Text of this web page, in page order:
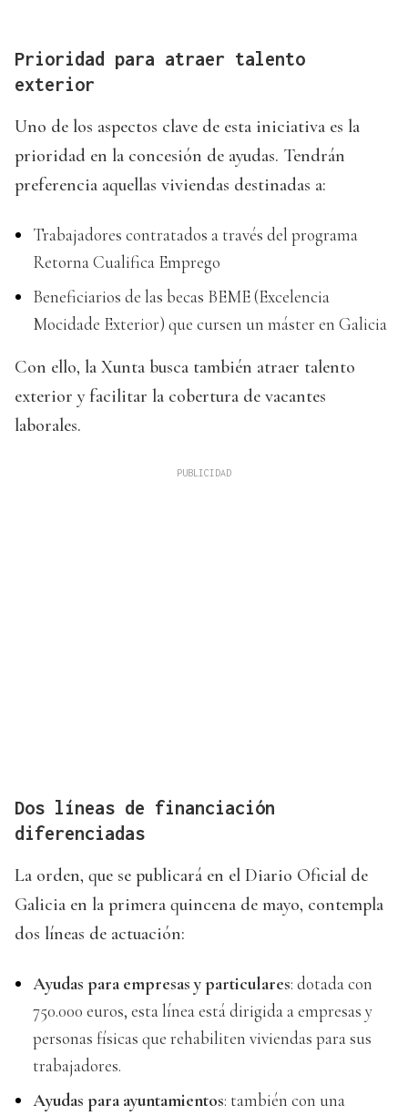
Prioridad para atraer talento
exterior
Uno de los aspectos clave de esta iniciativa es la
prioridad en la concesión de ayudas. Tendrán
preferencia aquellas viviendas destinadas a:
Trabajadores contratados a través del programa
Retorna Cualifica Emprego
Beneficiarios de las becas BEME (Excelencia
Mocidade Exterior) que cursen un máster en Galicia
Con ello, la Xunta busca también atraer talento
exterior y facilitar la cobertura de vacantes
laborales.
Dos líneas de financiación
diferenciadas
La orden, que se publicará en el Diario Oficial de
Galicia en la primera quincena de mayo, contempla
dos líneas de actuación:
Ayudas para empresas y particulares: dotada con
750.000 euros, esta línea está dirigida a empresas y
personas físicas que rehabiliten viviendas para sus
trabajadores.
Ayudas para ayuntamientos: también con una